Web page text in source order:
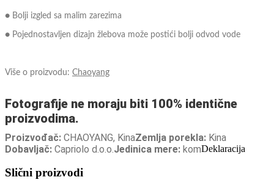
● Bolji izgled sa malim zarezima
● Pojednostavljen dizajn žlebova može postići bolji odvod vode
Više o proizvodu: Chaoyang
Fotografije ne moraju biti 100% identične
proizvodima.
Proizvođač: CHAOYANG, KinaZemlja porekla: Kina
Dobavljač: Capriolo d.o.o.Jedinica mere: komDeklaracija
Slični proizvodi